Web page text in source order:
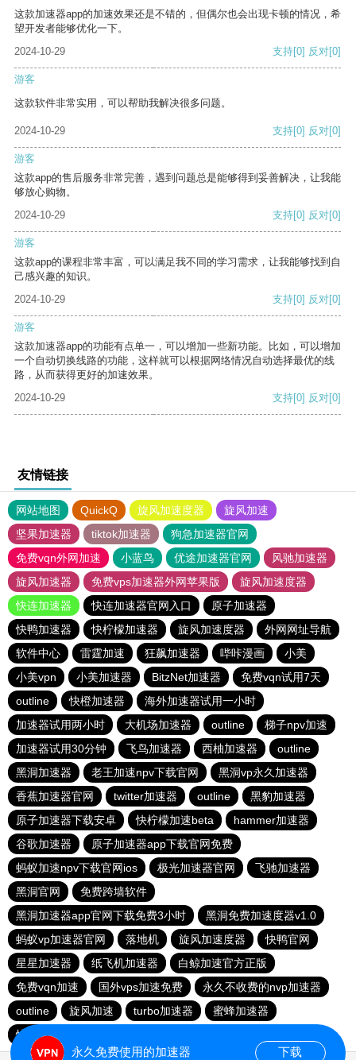
这款加速器app的加速效果还是不错的，但偶尔也会出现卡顿的情况，希
望开发者能够优化一下。
2024-10-29
支持[0] 反对[0]
游客
这款软件非常实用，可以帮助我解决很多问题。
2024-10-29 支持[0] 反对[0]
游客
这款app的售后服务非常完善，遇到问题总是能够得到妥善解决，让我能
够放心购物。
2024-10-29
支持[0] 反对[0]
游客
这款app的课程非常丰富，可以满足我不同的学习需求，让我能够找到自
己感兴趣的知识。
2024-10-29
支持[0] 反对[0]
游客
这款加速器app的功能有点单一，可以增加一些新功能。比如，可以增加
一个自动切换线路的功能，这样就可以根据网络情况自动选择最优的线
路，从而获得更好的加速效果。
2024-10-29
支持[0] 反对[0]
友情链接
网站地图 QuickQ 旋风加速度器
旋风加速
坚果加速器
tiktok加速器
狗急加速器官网
免费vqn外网加速
小蓝鸟 优途加速器官网
风驰加速器
旋风加速器
免费vps加速器外网苹果版
旋风加速度器
快连加速器
快连加速器官网入口
原子加速器
快鸭加速器
快柠檬加速器 旋风加速度器
外网网址导航
软件中心
雷霆加速 狂飙加速器 哔咔漫画
小美
小美vpn
小美加速器 BitzNet加速器
免费vqn试用7天
outline
快橙加速器
海外加速器试用一小时
加速器试用两小时
大机场加速器 outline
梯子npv加速
加速器试用30分钟
飞鸟加速器 西柚加速器
outline
黑洞加速器
老王加速npv下载官网
黑洞vp永久加速器
香蕉加速器官网
twitter加速器 outline
黑豹加速器
原子加速器下载安卓
快柠檬加速beta
hammer加速器
谷歌加速器
原子加速器app下载官网免费
蚂蚁加速npv下载官网ios
极光加速器官网
飞驰加速器
黑洞官网
免费跨墙软件
黑洞加速器app官网下载免费3小时
黑洞免费加速度器v1.0
蚂蚁vp加速器官网
落地机 旋风加速度器
快鸭官网
星星加速器
纸飞机加速器
白鲸加速官方正版
免费vqn加速
国外vps加速免费
永久不收费的nvp加速器
outline
旋风加速 turbo加速器
蜜蜂加速器
快鸭加速器
永久免费使用的加速器 下载